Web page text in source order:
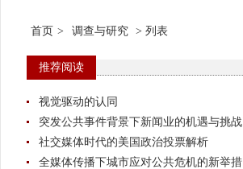
首页 > 调查与研究 > 列表
推荐阅读
视觉驱动的认同
突发公共事件背景下新闻业的机遇与挑战
社交媒体时代的美国政治投票解析
全媒体传播下城市应对公共危机的新举措